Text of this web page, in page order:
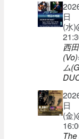
日
(水
西
ム
日
(金